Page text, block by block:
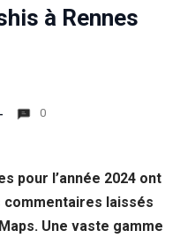
à Rennes
0
pour l’année 2024 ont
laissés
Une vaste gamme